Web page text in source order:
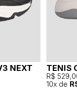
NEXT TENIS
R$
10x de